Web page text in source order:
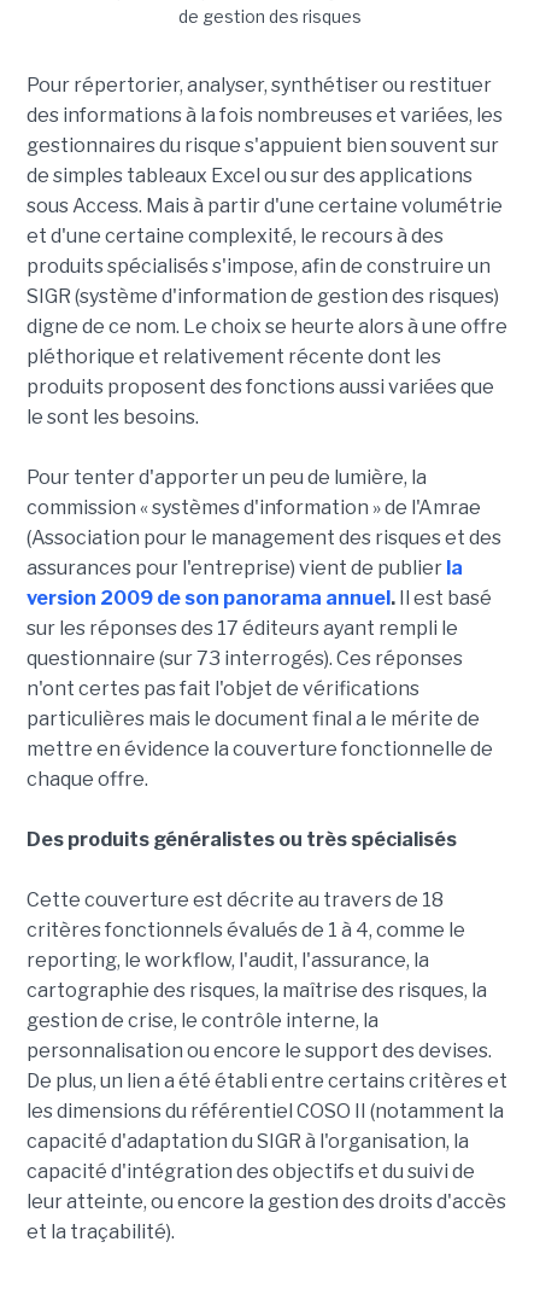
Pour répertorier, analyser, synthétiser ou restituer
des informations à la fois nombreuses et variées, les
gestionnaires du risque s'appuient bien souvent sur
de simples tableaux Excel ou sur des applications
sous Access. Mais à partir d'une certaine volumétrie
et d'une certaine complexité, le recours à des
produits spécialisés s'impose, afin de construire un
SIGR (système d'information de gestion des risques)
digne de ce nom. Le choix se heurte alors à une offre
pléthorique et relativement récente dont les
produits proposent des fonctions aussi variées que
le sont les besoins.
Pour tenter d'apporter un peu de lumière, la
commission « systèmes d'information » de l'Amrae
(Association pour le management des risques et des
assurances pour l'entreprise) vient de publier la
version 2009 de son panorama annuel. Il est basé
sur les réponses des 17 éditeurs ayant rempli le
questionnaire (sur 73 interrogés). Ces réponses
n'ont certes pas fait l'objet de vérifications
particulières mais le document final a le mérite de
mettre en évidence la couverture fonctionnelle de
chaque offre.
Des produits généralistes ou très spécialisés
Cette couverture est décrite au travers de 18
critères fonctionnels évalués de 1 à 4, comme le
reporting, le workflow, l'audit, l'assurance, la
cartographie des risques, la maîtrise des risques, la
gestion de crise, le contrôle interne, la
personnalisation ou encore le support des devises.
De plus, un lien a été établi entre certains critères et
les dimensions du référentiel COSO II (notamment la
capacité d'adaptation du SIGR à l'organisation, la
capacité d'intégration des objectifs et du suivi de
leur atteinte, ou encore la gestion des droits d'accès
et la traçabilité).